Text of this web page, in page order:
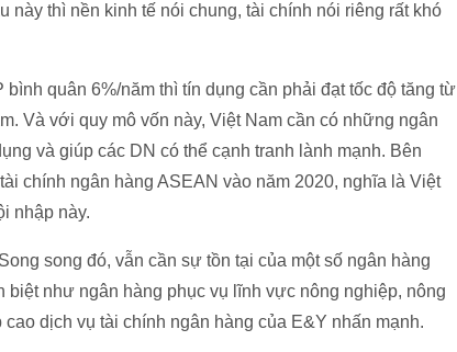
này thì nền kinh tế nói chung, tài chính nói riêng rất khó
quân 6%/năm thì tín dụng cần phải đạt tốc độ tăng từ
Và với quy mô vốn này, Việt Nam cần có những ngân
và giúp các DN có thể cạnh tranh lành mạnh. Bên
chính ngân hàng ASEAN vào năm 2020, nghĩa là Việt
nhập này.
song đó, vẫn cần sự tồn tại của một số ngân hàng
như ngân hàng phục vụ lĩnh vực nông nghiệp, nông
dịch vụ tài chính ngân hàng của E&Y nhấn mạnh.